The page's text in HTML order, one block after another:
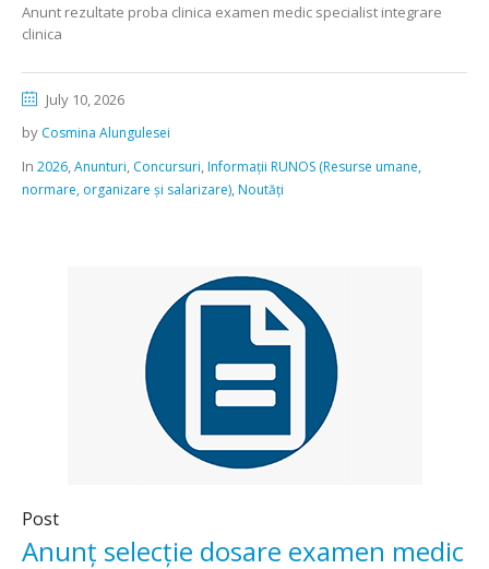
Anunt rezultate proba clinica examen medic specialist integrare
clinica
July 10, 2026
by Cosmina Alungulesei
In 2026,Anunturi, Concursuri,Informații RUNOS (Resurse umane,
normare, organizare și salarizare),Noutăți
Post
Anunț selecție dosare examen medic